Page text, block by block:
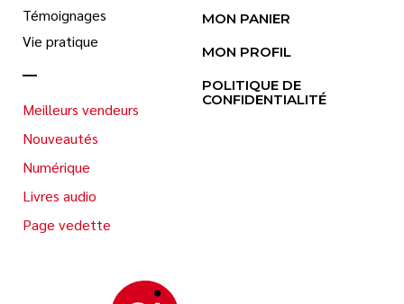
Témoignages
Vie pratique
Meilleurs vendeurs
Nouveautés
Numérique
Livres audio
Page vedette
MON PANIER
MON PROFIL
POLITIQUE DE
CONFIDENTIALITÉ